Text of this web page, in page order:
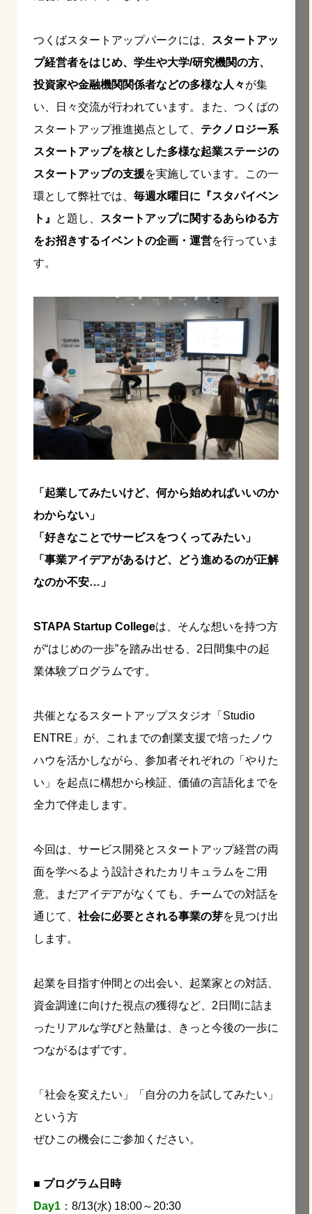
つくばスタートアップパークには、
スタートアッ
プ経営者をはじめ、学生や大学/研究機関の方、
投資家や金融機関関係者などの多様な人々が集
い、日々交流が行われています。また、つくばの
スタートアップ推進拠点として、 テクノロジー系
スタートアップを核とした多様な起業ステージの
スタートアップの支援を実施しています。この一
環として弊社では、 毎週水曜日に『スタパイベン
ト』
と題し、
スタートアップに関するあらゆる方
をお招きするイベントの企画・運営を行っていま
す。
「起業してみたいけど、何から始めればいいのか
わからない」
「好きなことでサービスをつくってみたい」
「事業アイデアがあるけど、どう進めるのが正解
なのか不安…」
STAPA Startup Collegeは、そんな想いを持つ方
が“はじめの一歩”を踏み出せる、2日間集中の起
業体験プログラムです。
共催となるスタートアップスタジオ「Studio
ENTRE」が、これまでの創業支援で培ったノウ
ハウを活かしながら、参加者それぞれの「やりた
い」を起点に構想から検証、価値の言語化までを
全力で伴走します。
今回は、サービス開発とスタートアップ経営の両
面を学べるよう設計されたカリキュラムをご用
意。まだアイデアがなくても、チームでの対話を
通じて、 社会に必要とされる事業の芽を見つけ出
します。
起業を目指す仲間との出会い、起業家との対話、
資金調達に向けた視点の獲得など、2日間に詰ま
ったリアルな学びと熱量は、きっと今後の一歩に
つながるはずです。
「社会を変えたい」「自分の力を試してみたい」
という方
ぜひこの機会にご参加ください。
■ プログラム日時
Day1 ：8/13(水) 18:00～20:30